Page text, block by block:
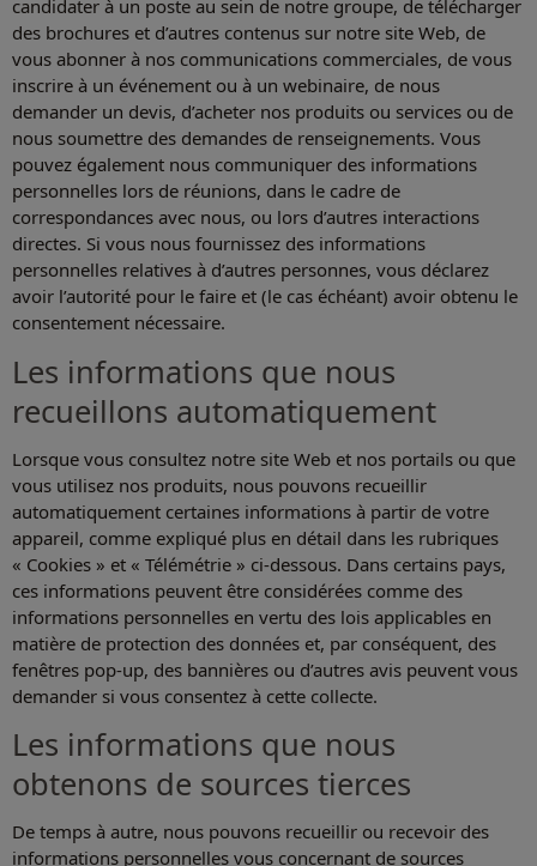
candidater à un poste au sein de notre groupe, de télécharger
des brochures et d’autres contenus sur notre site Web, de
vous abonner à nos communications commerciales, de vous
inscrire à un événement ou à un webinaire, de nous
demander un devis, d’acheter nos produits ou services ou de
nous soumettre des demandes de renseignements. Vous
pouvez également nous communiquer des informations
personnelles lors de réunions, dans le cadre de
correspondances avec nous, ou lors d’autres interactions
directes. Si vous nous fournissez des informations
personnelles relatives à d’autres personnes, vous déclarez
avoir l’autorité pour le faire et (le cas échéant) avoir obtenu le
consentement nécessaire.
Les informations que nous
recueillons automatiquement
Lorsque vous consultez notre site Web et nos portails ou que
vous utilisez nos produits, nous pouvons recueillir
automatiquement certaines informations à partir de votre
appareil, comme expliqué plus en détail dans les rubriques
« Cookies » et « Télémétrie » ci-dessous. Dans certains pays,
ces informations peuvent être considérées comme des
informations personnelles en vertu des lois applicables en
matière de protection des données et, par conséquent, des
fenêtres pop-up, des bannières ou d’autres avis peuvent vous
demander si vous consentez à cette collecte.
Les informations que nous
obtenons de sources tierces
De temps à autre, nous pouvons recueillir ou recevoir des
informations personnelles vous concernant de sources